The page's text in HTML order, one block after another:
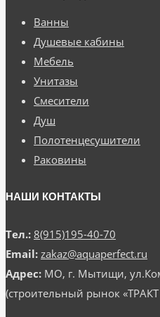
Ванны
Душевые кабины
Мебель
Унитазы
Смесители
Душ
Полотенцесушители
Раковины
НАШИ КОНТАКТЫ
Тел.: 8(915)195-40-70
Email: zakaz@aquaperfect.ru
Адрес: МО, г. Мытищи,
(строительный рынок